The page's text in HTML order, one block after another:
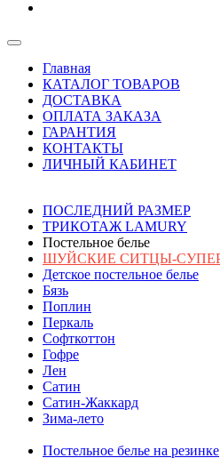
Главная
КАТАЛОГ ТОВАРОВ
ДОСТАВКА
ОПЛАТА ЗАКАЗА
ГАРАНТИЯ
КОНТАКТЫ
ЛИЧНЫЙ КАБИНЕТ
ПОСЛЕДНИЙ РАЗМЕР
ТРИКОТАЖ LAMURY
Постельное белье
ШУЙСКИЕ СИТЦЫ-
Детское постельное белье
Бязь
Поплин
Перкаль
Софткоттон
Гофре
Лен
Сатин
Сатин-Жаккард
Зима-лето
Постельное белье на резинке